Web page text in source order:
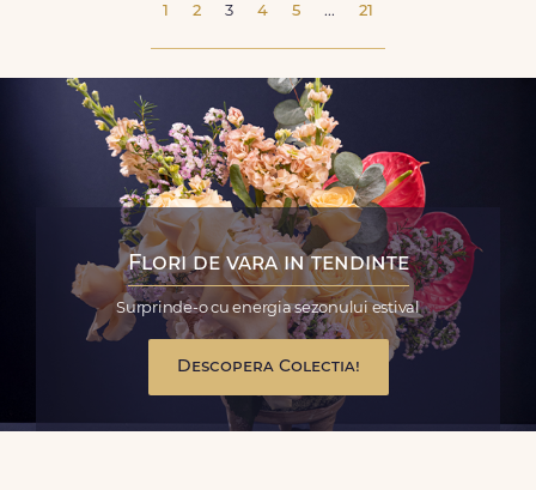
1 2 3 4 5 ... 21
Flori de vara in tendinte
Surprinde-o cu energia sezonului estival
Descopera Colectia!